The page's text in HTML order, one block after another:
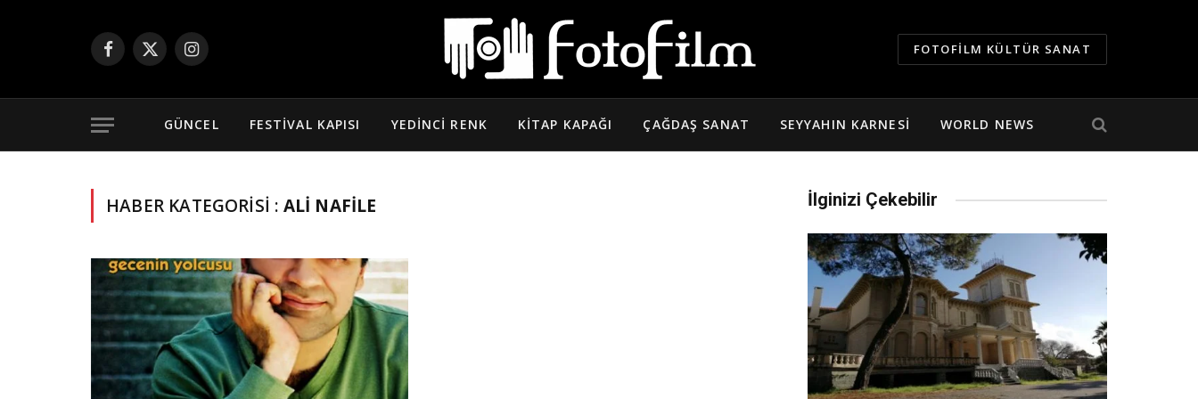
Facebook
X
Instagram FOTOFILM KÜLTÜR SANAT
GÜNCEL FESTIVAL KAPISI YEDINCI RENK KITAP KAPAĞI ÇAĞDAŞ SANAT SEYYAHIN KARNESI WORLD NEWS
HABER KATEGORISI : ALI NAFILE İlginizi Çekebilir